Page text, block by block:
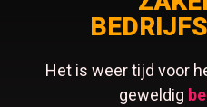
Het is weer tijd voor
geweldig